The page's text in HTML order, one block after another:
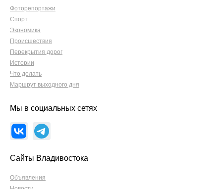
Фоторепортажи
Спорт
Экономика
Происшествия
Перекрытия дорог
Истории
Что делать
Маршрут выходного дня
Мы в социальных сетях
Сайты Владивостока
Объявления